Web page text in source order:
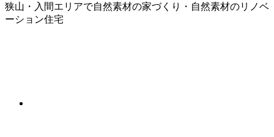
狭山・入間エリアで自然素材の家づくり・自然素材のリノベ
ーション住宅